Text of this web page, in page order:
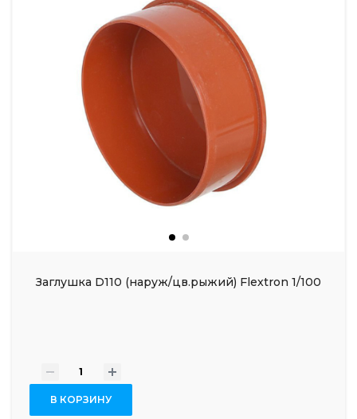
Заглушка D110 (наруж/цв.рыжий) Flextron 1/100
- +
В КОРЗИНУ